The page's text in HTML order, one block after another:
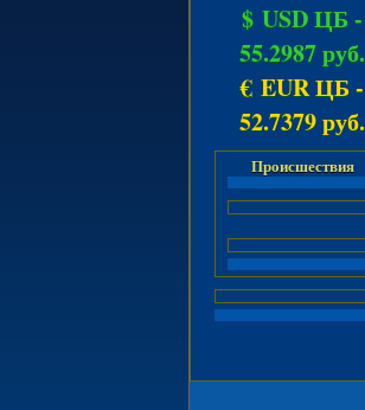
$ USD ЦБ -
55.2987 руб.
€ EUR ЦБ -
52.7379 руб.
Происшествия